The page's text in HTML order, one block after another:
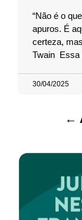
“Não é o
apuros. É
certeza,
Twain Essa
30/04/2025
←